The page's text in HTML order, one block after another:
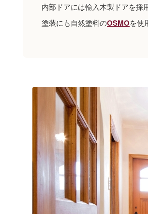
内部ドアには輸入木製ドアを採
塗装にも自然塗料のOSMOを使